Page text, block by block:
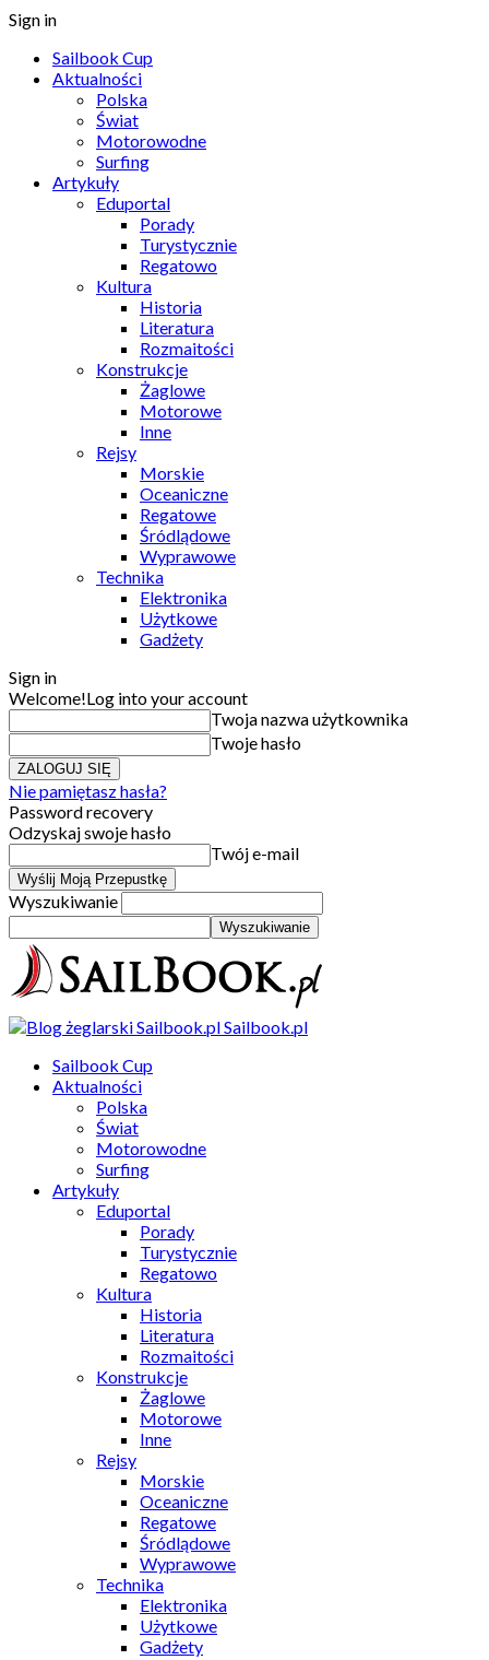
Sign in
Sailbook Cup
Aktualności
Polska
Świat
Motorowodne
Surfing
Artykuły
Eduportal
Porady
Turystycznie
Regatowo
Kultura
Historia
Literatura
Rozmaitości
Konstrukcje
Żaglowe
Motorowe
Inne
Rejsy
Morskie
Oceaniczne
Regatowe
Śródlądowe
Wyprawowe
Technika
Elektronika
Użytkowe
Gadżety
Sign in
Welcome!Log into your account
Twoja nazwa użytkownika
Twoje hasło
Nie pamiętasz hasła?
Password recovery
Odzyskaj swoje hasło
Twój e-mail
Wyszukiwanie
Sailbook.pl
Sailbook Cup
Aktualności
Polska
Świat
Motorowodne
Surfing
Artykuły
Eduportal
Porady
Turystycznie
Regatowo
Kultura
Historia
Literatura
Rozmaitości
Konstrukcje
Żaglowe
Motorowe
Inne
Rejsy
Morskie
Oceaniczne
Regatowe
Śródlądowe
Wyprawowe
Technika
Elektronika
Użytkowe
Gadżety